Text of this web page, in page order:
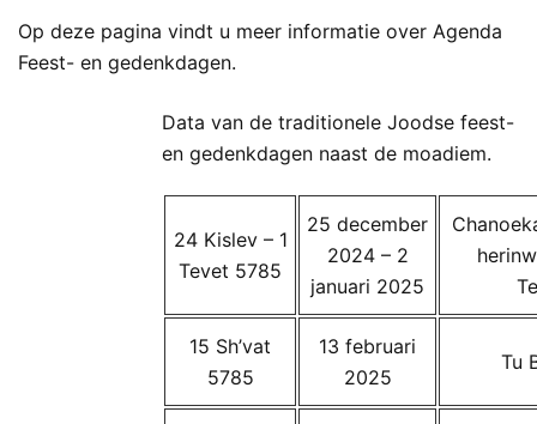
Op deze pagina vindt u meer informatie over Agenda
Feest- en gedenkdagen.
Data van de traditionele Joodse feest-
en gedenkdagen naast de moadiem.
24 Kislev – 1
Tevet 5785
25 december
2024 – 2
januari 2025
15 Sh’vat
5785
13 februari
2025
Tu